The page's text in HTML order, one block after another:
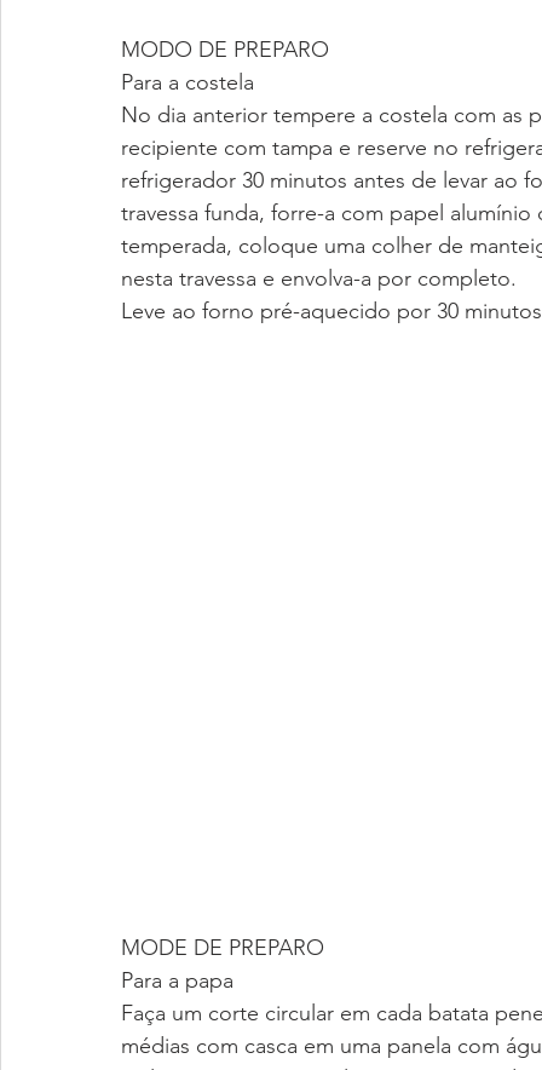
MODO DE PREPARO
Para a costela
No dia anterior tempere a costela com as
recipiente com tampa e reserve no
refrigerador 30 minutos antes de levar ao
travessa funda, forre-a com papel
temperada, coloque uma colher de
nesta travessa e envolva-a por completo.
Leve ao forno pré-aquecido por 30
MODE DE PREPARO
Para a papa
Faça um corte circular em cada batata
médias com casca em uma panela com